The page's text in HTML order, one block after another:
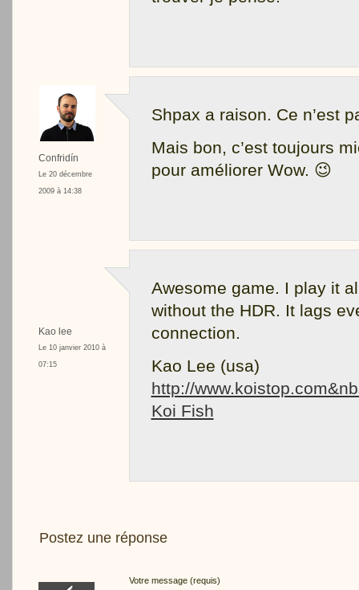
Confridín
Le 20 décembre
2009 à 14:38
Shpax a raison. Ce n’est
Mais bon, c’est toujours
pour améliorer Wow. 😉
Kao lee
Le 10 janvier 2010 à
07:15
Awesome game. I play it
without the HDR. It lags
connection.
Kao Lee (usa)
http://
Koi Fish
Postez une réponse
Votre message (requis)